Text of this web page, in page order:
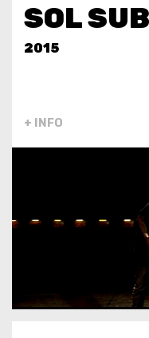
SOL
2015
+ INFO